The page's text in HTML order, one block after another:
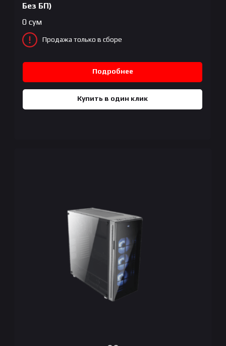
Без БП)
0 сум
Продажа только в сборе
Подробнее
Купить в один клик